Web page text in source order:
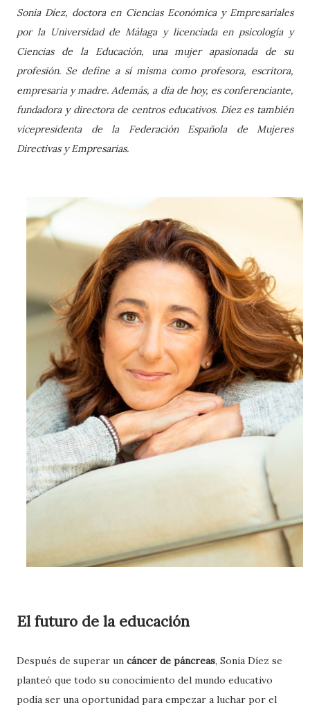
Sonia Díez, doctora en Ciencias Económica y Empresariales
por la Universidad de Málaga y licenciada en psicología y
Ciencias de la Educación, una mujer apasionada de su
profesión. Se define a sí misma como profesora, escritora,
empresaria y madre. Además, a día de hoy, es conferenciante,
fundadora y directora de centros educativos. Díez es también
vicepresidenta de la Federación Española de Mujeres
Directivas y Empresarias.
El futuro de la educación
Después de superar un cáncer de páncreas, Sonia Díez se
planteó que todo su conocimiento del mundo educativo
podía ser una oportunidad para empezar a luchar por el